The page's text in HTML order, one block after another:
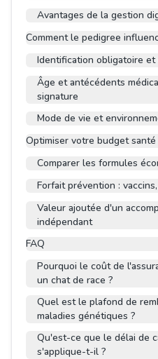
Avantages de la gestion
Comment le pedigree
Identification obligatoire
Âge et antécédents
signature
Mode de vie et
Optimiser votre budget
Comparer les formules
Forfait prévention :
Valeur ajoutée d'un
indépendant
FAQ
Pourquoi le coût de
un chat de race ?
Quel est le plafond de
maladies génétiques ?
Qu'est-ce que le délai de
s'applique-t-il ?